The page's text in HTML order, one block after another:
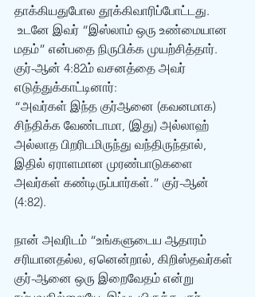
தாக்கியதுபோல தூக்கிவாரிப்போட்டது.
உடனே இவர் “இஸ்லாம் ஒரு உண்மையான
மதம்” என்பதை நிருபிக்க முயற்சித்தார்.
குர்-ஆன் 4:82ம் வசனத்தை அவர்
எடுத்துக்காட்டினார்:
“அவர்கள் இந்த குர்ஆனை (கவனமாக)
சிந்திக்க வேண்டாமா, (இது) அல்லாஹ்
அல்லாத பிறரிடமிருந்து வந்திருந்தால்,
இதில் ஏராளமான முரண்பாடுகளை
அவர்கள் கண்டிருப்பார்கள்.” குர்-ஆன்
(4:82).
நான் அவரிடம் “உங்களுடைய ஆதாரம்
சரியானதல்ல, ஏனென்றால், கிறிஸ்தவர்கள்
குர்-ஆனை ஒரு இறைவேதம் என்று